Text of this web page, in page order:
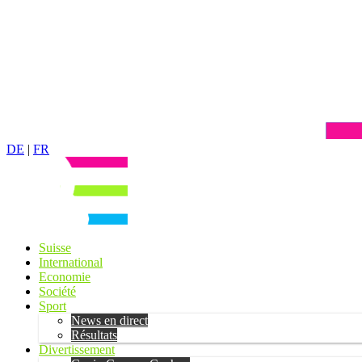
DE | FR
Suisse
International
Economie
Société
Sport
News en direct
Résultats
Divertissement